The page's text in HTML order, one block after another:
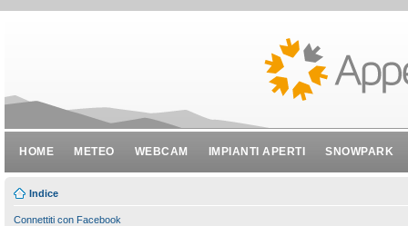
HOME METEO WEBCAM IMPIANTI APERTI SNOWPARK
Indice
Connettiti con Facebook